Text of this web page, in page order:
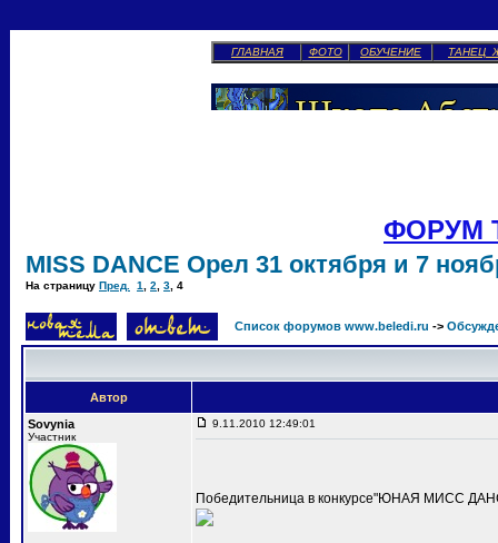
ГЛАВНАЯ ФОТО ОБУЧЕНИЕ ТАНЕЦ
ФОРУМ
MISS DANCE Орел 31 октября и 7
На страницу Пред. 1 2 3 4
Список форумов www.beledi.ru ->
Автор
Sovynia
Участник
9.11.2010 12:49:01
Победительница в конкурсе"ЮНАЯ МИСС